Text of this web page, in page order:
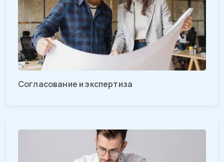
Согласование и экспертиза